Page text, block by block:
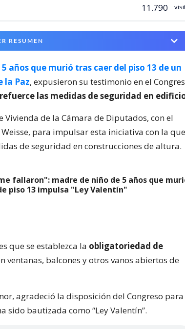
11.790
RESUMEN
años que murió tras caer del piso 13 de un
la Paz, expusieron su testimonio en el
las medidas de seguridad en
Vivienda de la Cámara de Diputados, con el
para impulsar esta iniciativa con la que
de seguridad en construcciones de altura.
fallaron": madre de niño de 5 años que
piso 13 impulsa "Ley Valentín"
que se establezca la obligatoriedad de
ventanas, balcones y otros vanos abiertos de
agradeció la disposición del Congreso para
sido bautizada como “Ley Valentín”.